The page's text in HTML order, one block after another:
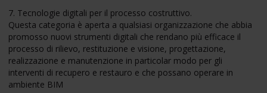
7. Tecnologie digitali per il processo costruttivo.
Questa categoria è aperta a qualsiasi organizzazione che abbia
promosso nuovi strumenti digitali che rendano più efficace il
processo di rilievo, restituzione e visione, progettazione,
realizzazione e manutenzione in particolar modo per gli
interventi di recupero e restauro e che possano operare in
ambiente BIM